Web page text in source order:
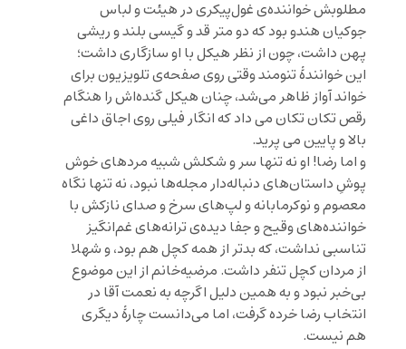
مطلوبش خواننده‌ی غول‌پیکری در هیئت و لباس
جوکیان هندو بود که دو متر قد و گیسی بلند و ریشی
پهن داشت، چون از نظر هیکل با او سازگاری داشت؛
این خوانندۀ تنومند وقتی روی صفحه‌ی تلویزیون برای
خواند آواز ظاهر می‌شد، چنان هیکل گنده‌اش را هنگام
رقص تکان تکان می داد که انگار فیلی روی اجاق داغی
بالا و پایین می پرید.
و اما رضا! او نه تنها سر و شکلش شبیه مردهای خوش
پوشِ داستان‌های دنباله‌دار مجله‌ها نبود، نه تنها نگاه
معصوم و نوکرمابانه و لپ‌های سرخ و صدای نازکش با
خواننده‌های وقیح و جفا دیده‌ی ترانه‌های غم‌انگیز
تناسبی نداشت، که بدتر از همه کچل هم بود، و شهلا
از مردان کچل تنفر داشت. مرضیه‌خانم از این موضوع
بی‌خبر نبود و به همین دلیل اگرچه به نعمت آقا در
انتخاب رضا خرده گرفت، اما می‌دانست چارۀ دیگری
هم نیست.